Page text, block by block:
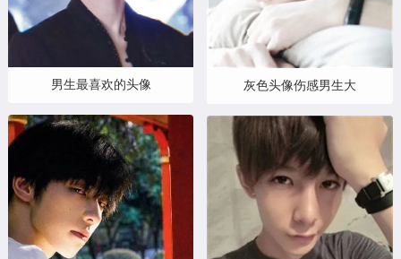
男生最喜欢的头像 灰色头像伤感男生大